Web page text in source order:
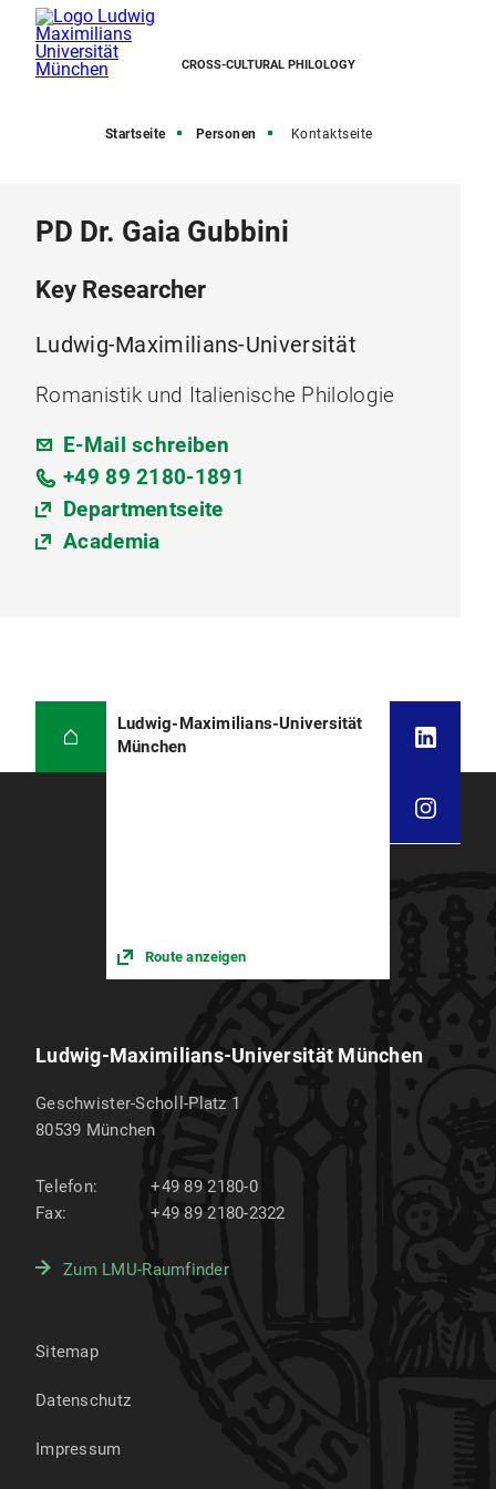
CROSS-CULTURAL PHILOLOGY
Startseite Personen Kontaktseite
PD Dr. Gaia Gubbini
Key Researcher
Ludwig-Maximilians-Universität
Romanistik und Italienische Philologie
E-Mail schreiben
+49 89 2180-1891
Departmentseite
Academia
Ludwig-Maximilians-Universität
München
Route anzeigen
Ludwig-Maximilians-Universität München
Geschwister-Scholl-Platz 1
80539 München
Telefon:
+49 89 2180-0
Fax:
+49 89 2180-2322
Zum LMU-Raumfinder
Sitemap
Datenschutz
Impressum